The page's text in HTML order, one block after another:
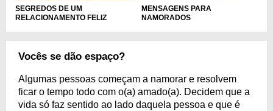
SEGREDOS DE UM
RELACIONAMENTO FELIZ
MENSAGENS PARA
NAMORADOS
Vocês se dão espaço?
Algumas pessoas começam a namorar e resolvem
ficar o tempo todo com o(a) amado(a). Decidem que a
vida só faz sentido ao lado daquela pessoa e que é